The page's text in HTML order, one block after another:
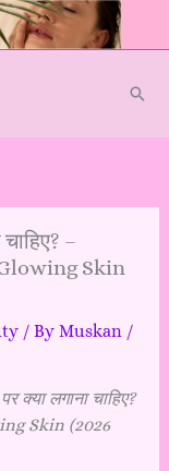
–
Skin
/ By Muskan /
क्या लगाना चाहिए?
Skin (2026